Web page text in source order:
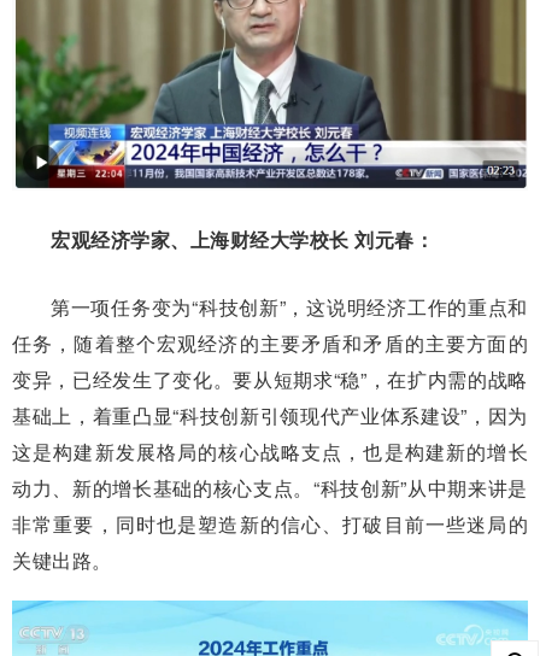
宏观经济学家、上海财经大学校长 刘元春：
第一项任务变为“科技创新”，这说明经济工作的重点和
任务，随着整个宏观经济的主要矛盾和矛盾的主要方面的
变异，已经发生了变化。要从短期求“稳”，在扩内需的战略
基础上，着重凸显“科技创新引领现代产业体系建设”，因为
这是构建新发展格局的核心战略支点，也是构建新的增长
动力、新的增长基础的核心支点。“科技创新”从中期来讲是
非常重要，同时也是塑造新的信心、打破目前一些迷局的
关键出路。